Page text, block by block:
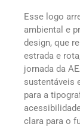
Esse logo
ambiental e
design, que
estrada e
jornada da
sustentáveis
para a
clara para o